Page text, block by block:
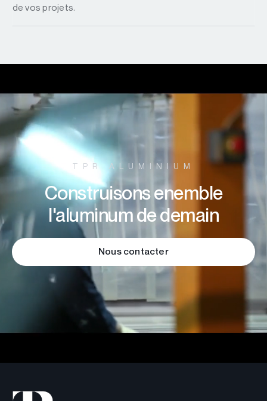
de vos projets.
TPR ALUMINIUM
Construisons enemble
l'aluminum de demain
Nous contacter